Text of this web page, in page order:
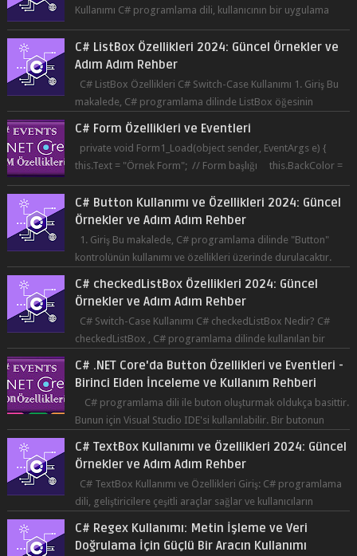
Kullanımı C# programlama dili, kullanıcının bir uygulama
üzerinde seçim yapma...
C# ListBox Özellikleri 2024: Güncel Örnekler ve
Adım Adım Rehber
C# ListBox Özellikleri C# Switch-Case Kullanımı 1. Giriş Bu
makalede, C# programlama dilinde ListBox öğesinin
C# Form Özellikleri ve Eventleri
private void Form1_Load(object sender, EventArgs e) {
this.Text = "Örnek Form"; // Form başlığı this.BackColor =
Co...
C# Button Kullanımı ve Özellikleri 2024: Güncel
Örnekler ve Adım Adım Rehber
1. Giriş Bu makalede, C# programlama dilinde "Button"
kontrolünün kullanımı ve özellikleri üzerinde durulacaktır.
C# checkedListBox Özellikleri 2024: Güncel
Örnekler ve Adım Adım Rehber
C# Switch-Case Kullanımı C# checkedListBox Nedir? C#
checkedListBox , C# programlama dilinde kullanılan bir
C# .NET Core'da Button Özellikleri ve Eventleri -
Birinci Elden İnceleme ve Kullanım Rehberi
C# programlama dili ile buton oluşturmak oldukça basittir.
Bunun için Visual Studio IDE'si kullanılabilir. Bir butonun
C# TextBox Kullanımı ve Özellikleri 2024: Güncel
Örnekler ve Adım Adım Rehber
C# TextBox Kullanımı ve Özellikleri Giriş: C# programlama
dili, geliştiricilere çeşitli araçlar sağlar ve kullanıcıların
C# Regex Kullanımı: Metin İşleme ve Veri
Doğrulama İçin Güçlü Bir Aracın Kullanımı